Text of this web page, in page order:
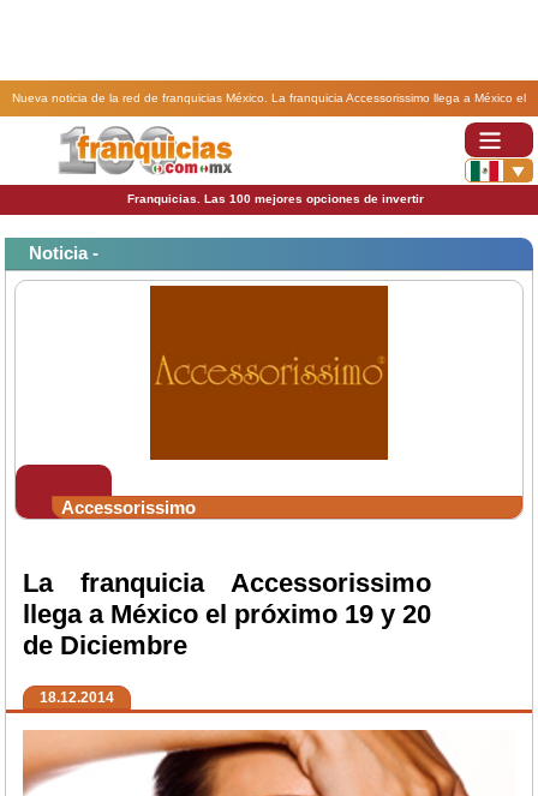
Nueva noticia de la red de franquicias México. La franquicia Accessorissimo llega a México el
próximo 19 y 20 de Diciembre.
Franquicias. Las 100 mejores opciones de invertir
Noticia -
Accessorissimo
La franquicia Accessorissimo
llega a México el próximo 19 y 20
de Diciembre
18.12.2014